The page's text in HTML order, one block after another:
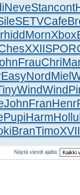
NeveStancont
SETVCafe
hiddMornXbox
XXIISPOR
FrauChri
EasyNordMiel
WindWind
JohnFranHenr
PupiHarmHoll
BranTimoXVII
Näytä viestit ajalta: